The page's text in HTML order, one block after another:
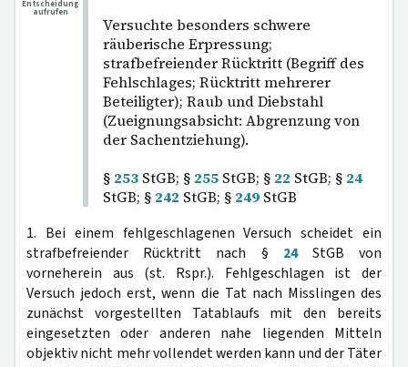
Versuchte besonders schwere
räuberische Erpressung;
strafbefreiender Rücktritt (Begriff des
Fehlschlages; Rücktritt mehrerer
Beteiligter); Raub und Diebstahl
(Zueignungsabsicht: Abgrenzung von
der Sachentziehung).
§ 253 StGB; § 255 StGB; § 22 StGB; § 24
StGB; § 242 StGB; § 249 StGB
Entscheidung
aufrufen
1. Bei einem fehlgeschlagenen Versuch scheidet ein
strafbefreiender Rücktritt nach § 24StGB von
vorneherein aus (st. Rspr.). Fehlgeschlagen ist der
Versuch jedoch erst, wenn die Tat nach Misslingen des
zunächst vorgestellten Tatablaufs mit den bereits
eingesetzten oder anderen nahe liegenden Mitteln
objektiv nicht mehr vollendet werden kann und der Täter